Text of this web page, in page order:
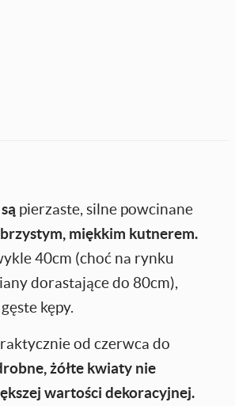
pierzaste, silne powcinane
miękkim kutnerem.
40cm (choć na rynku
dorastające do 80cm),
kępy.
od czerwca do
żółte kwiaty nie
wartości dekoracyjnej.